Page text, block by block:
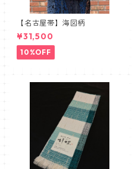
【名古屋帯】海図柄
¥31,500
10%OFF